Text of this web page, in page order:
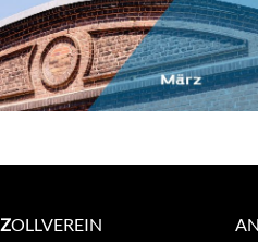
Newsletter
ZOLLVEREIN